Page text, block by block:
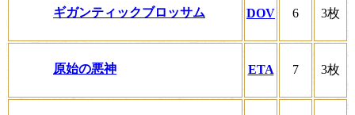
ギガンティックブロッサム DOV 6 3枚
原始の悪神 ETA 7 3枚